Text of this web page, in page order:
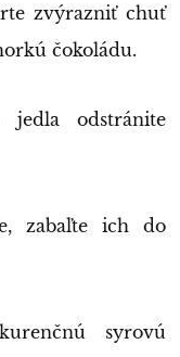
zvýrazniť chuť
čokoládu.
odstránite
zabaľte ich do
syrovú